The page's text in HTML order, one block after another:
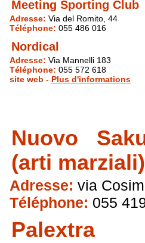
Meeting Sporting Club
Adresse: Via del Romito, 44
Téléphone: 055 486 016
Nordical
Adresse: Via Mannelli 183
Téléphone: 055 572 618
site web - Plus d'informations
Nuovo
(arti marziali)
Adresse: via
Téléphone: 055
Palextra